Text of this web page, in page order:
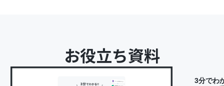
お役立ち資料
3分でわ